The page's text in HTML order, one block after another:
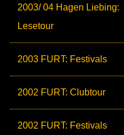
2003/ 04 Hagen Liebing:
Lesetour
2003 FURT: Festivals
2002 FURT: Clubtour
2002 FURT: Festivals